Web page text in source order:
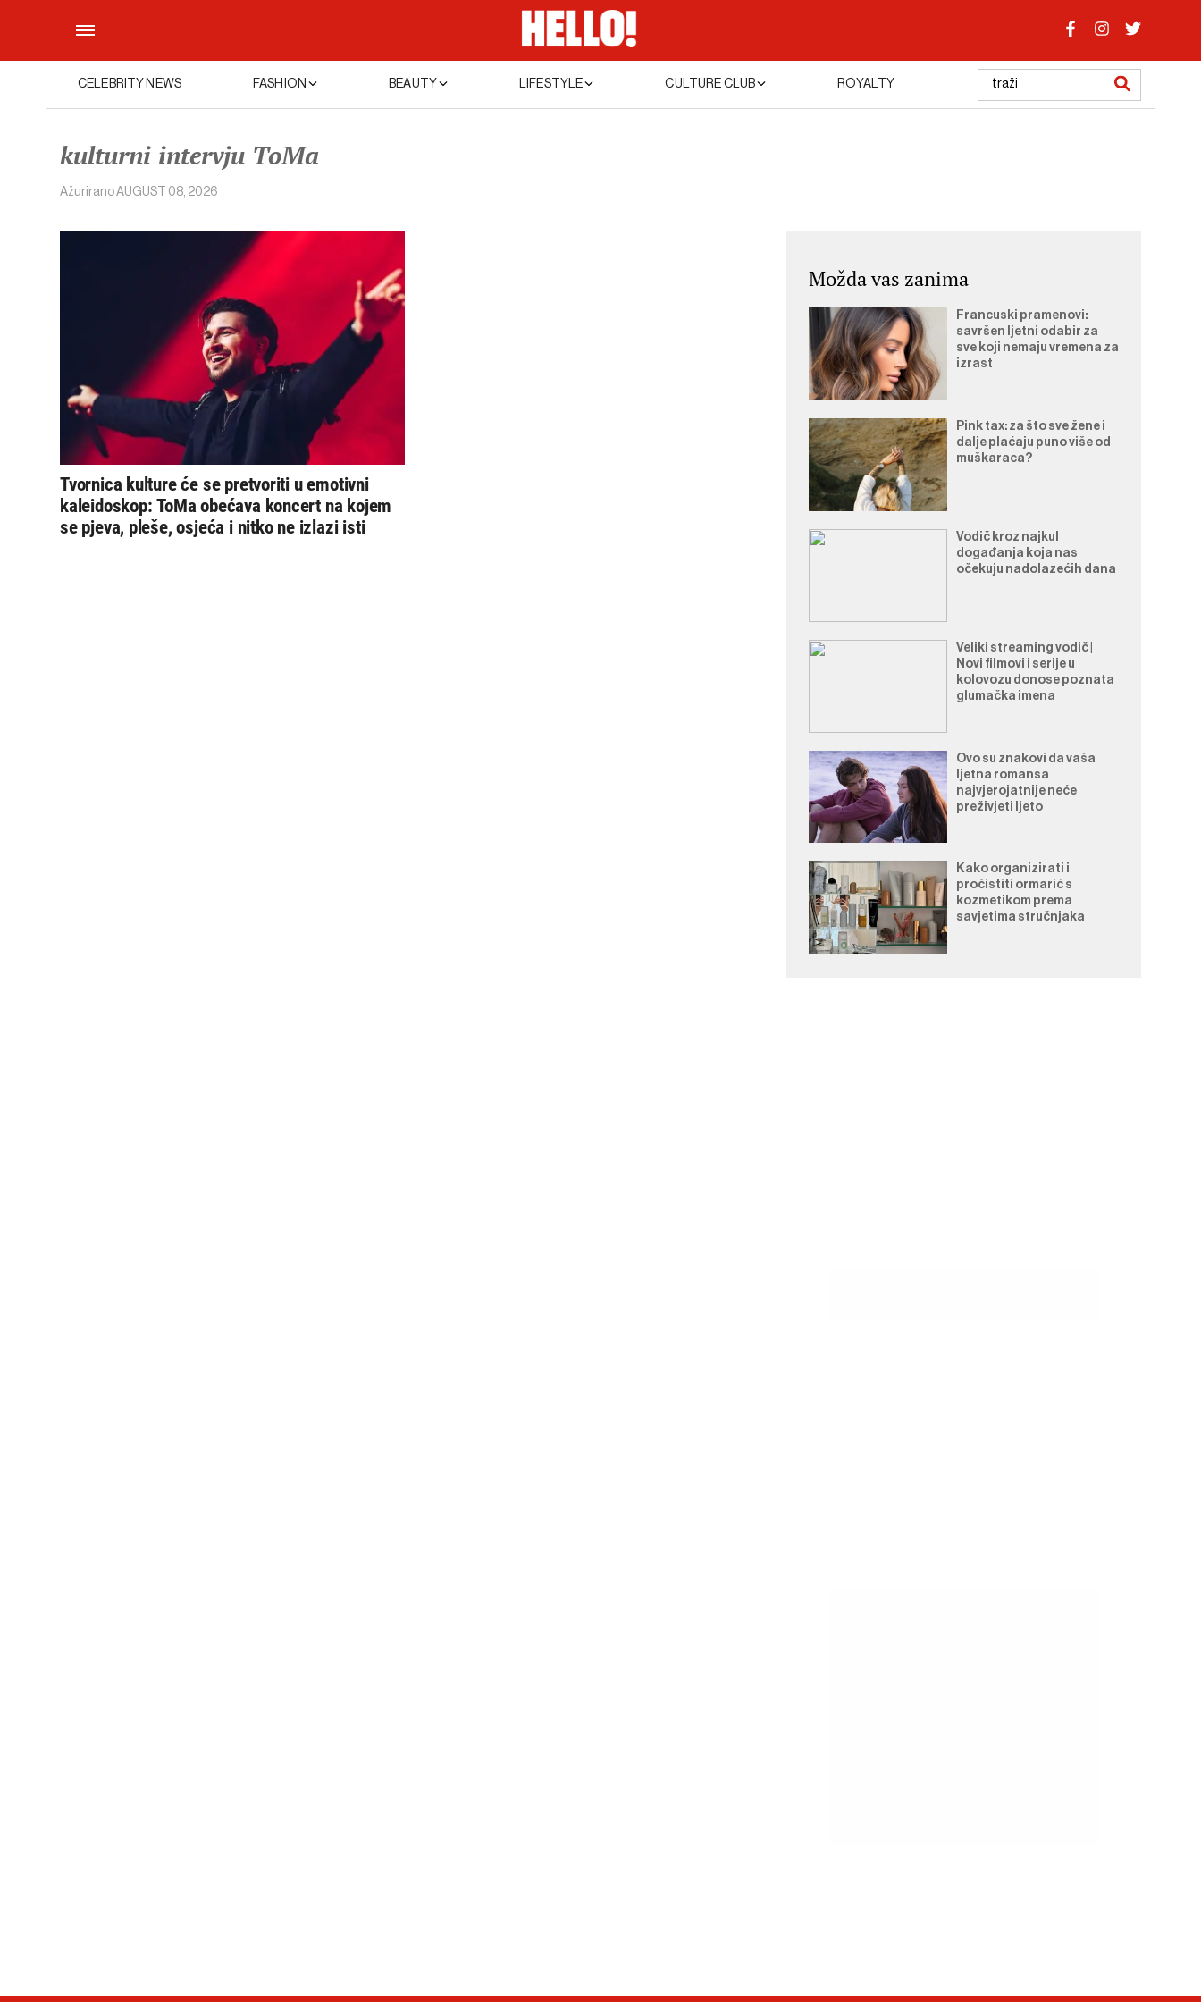
CELEBRITY NEWS FASHION BEAUTY LIFESTYLE CULTURE CLUB ROYALTY
kulturni intervju ToMa
AžuriranoAUGUST 08, 2026
Tvornica kulture će se pretvoriti u emotivni
kaleidoskop: ToMa obećava koncert na kojem
se pjeva, pleše, osjeća i nitko ne izlazi isti
Možda vas zanima
Francuski pramenovi:
savršen ljetni odabir za
sve koji nemaju vremena za
izrast
Pink tax: za što sve žene i
dalje plaćaju puno više od
muškaraca?
Vodič kroz najkul
događanja koja nas
očekuju nadolazećih dana
Veliki streaming vodič |
Novi filmovi i serije u
kolovozu donose poznata
glumačka imena
Ovo su znakovi da vaša
ljetna romansa
najvjerojatnije neće
preživjeti ljeto
Kako organizirati i
pročistiti ormarić s
kozmetikom prema
savjetima stručnjaka